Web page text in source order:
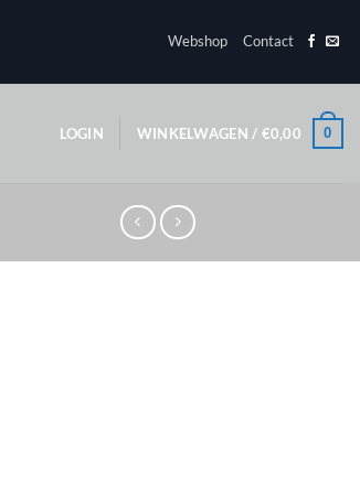
Webshop Contact
LOGIN WINKELWAGEN / €0,00 0